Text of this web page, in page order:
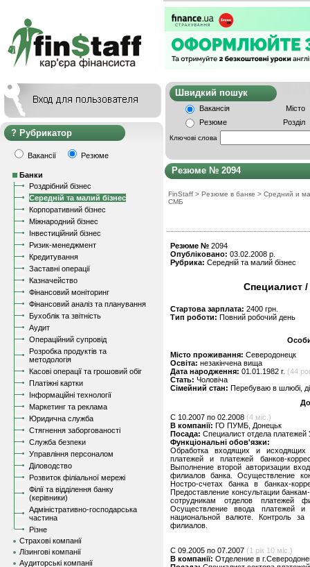
Рубрикатор
Вакансії Резюме
Банки
Роздрібний бізнес
Середній та малий бізнес
Корпоративний бізнес
Міжнародний бізнес
Інвестиційний бізнес
Ризик-менеджмент
Кредитування
Заставні операції
Казначейство
Фінансовий моніторинг
Фінансовий аналіз та планування
Бухоблік та звітність
Аудит
Операційний супровід
Розробка продуктів та
методологія
Касові операції та грошовий обіг
Платіжні картки
Інформаційні технології
Маркетинг та реклама
Юридична служба
Стягнення заборгованості
Служба безпеки
Управління персоналом
Діловодство
Розвиток філіальної мережі
Філії та відділення банку
(керівники)
Адміністративно-господарська
частина
Різне
Страхові компанії
Лізингові компанії
Аудиторські компанії
Швидкий
Вакансія
Місто
Резюме
Розділ
Ключові слова
Резюме № 2094
FinStaff > Резюме в банке > Средний и
СМБ
Резюме № 2094
Опубліковано: 03.02.2008 р.
Рубрика: Середній та малий бізнес
Специалист
Стартова зарплата: 2400 грн.
Тип роботи: Повний робочий день
Місто проживання: Северодонецк
Освіта: незакінчена вища
Дата народження: 01.01.1982 г. (44
Стать: Чоловіча
Сімейний стан: Перебуваю в шлюбі,
C 10.2007 по 02.2008 (4 міс.)
В компанії: ГО ПУМБ, Донецьк
Посада: Специалист отдела платежей
Функціональні обов'язки:
Обработка входящих и исходящих
платежей и платежей банков-
Выполнение второй авторизации
филиалов банка. Осуществление
Ностро-счетах банка в банках-
Предоставление консультации
сотрудникам отделов
Осуществление ввода платежей и
национальной валюте. Контроль за
филиалов.
C 09.2005 по 07.2007 (1 рік 10 міс.)
В компанії: Отделение в